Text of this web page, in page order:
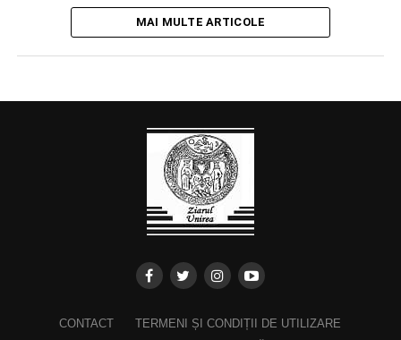
MAI MULTE ARTICOLE
CONTACT
TERMENI ȘI CONDIȚII DE UTILIZARE